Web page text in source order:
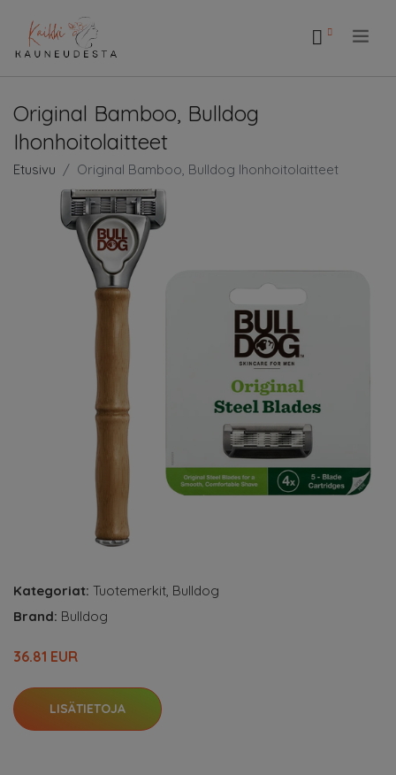
Original Bamboo, Bulldog
Ihonhoitolaitteet
Etusivu Original Bamboo, Bulldog Ihonhoitolaitteet
Kategoriat: Tuotemerkit, Bulldog
Brand: Bulldog
36.81 EUR
LISÄTIETOJA